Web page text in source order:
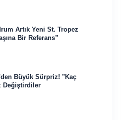
Artık Yeni St. Tropez
Bir Referans”
Büyük Sürpriz! "Kaç
Değiştirdiler